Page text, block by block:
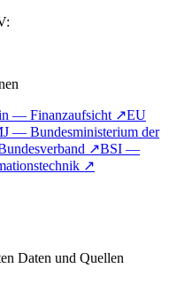
— Finanzaufsicht ↗EU
— Bundesministerium der
↗BSI —
↗
Daten und Quellen